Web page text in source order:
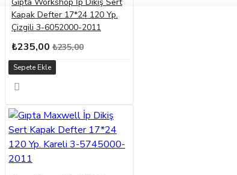
Kapak Defter 17*24 120 Yp.
Çizgili 3-6052000-2011
₺235,00 ₺235,00
Sepete Ekle